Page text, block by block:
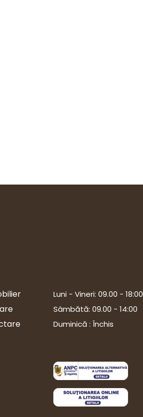
Luni - Vineri: 09.00 - 18:00
Sâmbătă: 09.00 - 14:00
Duminică : Închis